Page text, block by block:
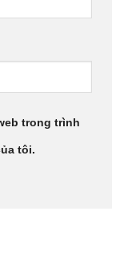
trong trình
tôi.